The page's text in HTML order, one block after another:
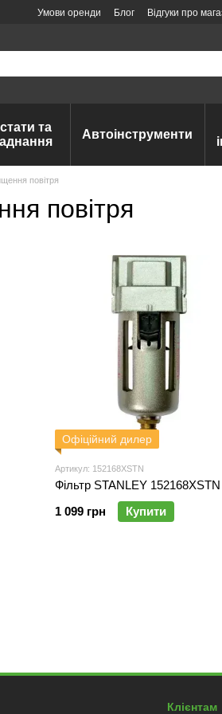
Умови оренди Блог Відгуки про
та
Автоінструменти
повітря
повітря
Офіційний дилер
Артикул: 152168XSTN
Фільтр STANLEY 152168XSTN
1 099 грн
Купити
Клієнтам